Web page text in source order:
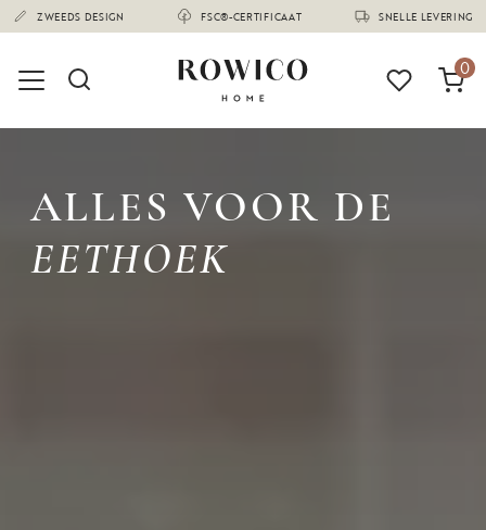
(1674)
0
ALLES VOOR DE
EETHOEK